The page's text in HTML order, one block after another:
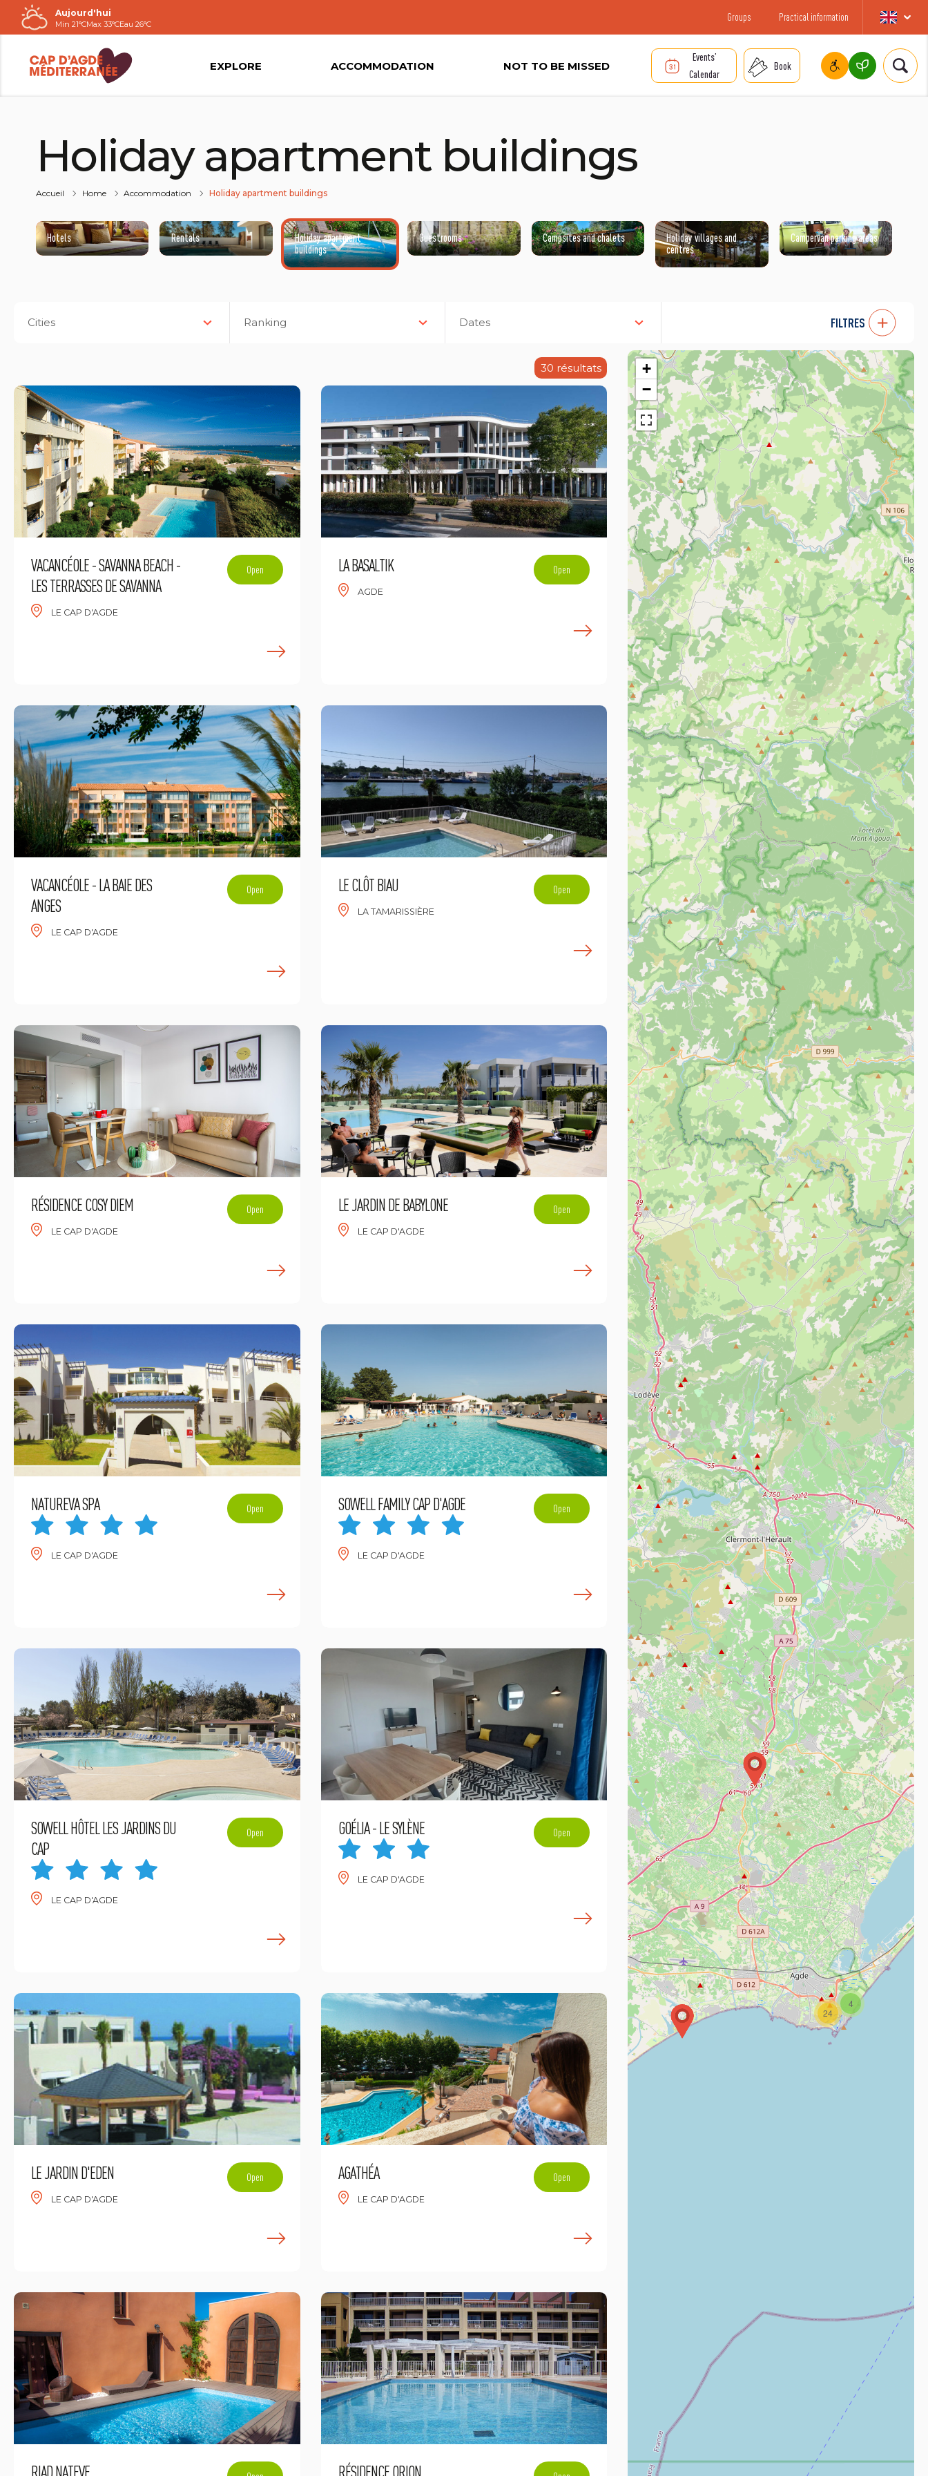
Passer
au
contenu
Aujourd'hui
Min 21°CMax 33°CEau 26°C
Groups Practical information
EXPLORE ACCOMMODATION NOT TO BE MISSED
Events’
Calendar
Book
Holiday apartment buildings
Accueil Home Accommodation Holiday apartment buildings
Hotels Rentals
Holiday apartment
buildings
Guestrooms Campsites and chalets
Holiday villages and
centres
Campervan parking areas
Cities Ranking Dates FILTRES
30 résultats
VACANCÉOLE - SAVANNA BEACH -
LES TERRASSES DE SAVANNA
LE CAP D'AGDE
Open LA BASALTIK
AGDE
Open
En savoir plus
VACANCÉOLE - LA BAIE DES
ANGES
LE CAP D'AGDE
Open LE CLÔT BIAU
LA TAMARISSIÈRE
Open
En savoir plus
RÉSIDENCE COSY DIEM
LE CAP D'AGDE
Open LE JARDIN DE BABYLONE
LE CAP D'AGDE
Open
En savoir plus
NATUREVA SPA
LE CAP D'AGDE
Open SOWELL FAMILY CAP D'AGDE
LE CAP D'AGDE
Open
En savoir plus
SOWELL HÔTEL LES JARDINS DU
CAP
LE CAP D'AGDE
Open GOÉLIA - LE SYLÈNE
LE CAP D'AGDE
Open
En savoir plus
LE JARDIN D'EDEN
LE CAP D'AGDE
Open AGATHÉA
LE CAP D'AGDE
Open
RIAD NATEVE RÉSIDENCE ORION
4
24
+
−